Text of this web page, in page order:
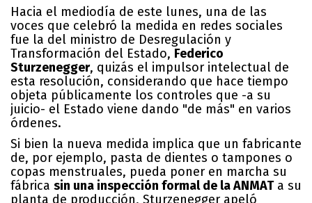
Hacia el mediodía de este lunes, una de las
voces que celebró la medida en redes sociales
fue la del ministro de Desregulación y
Transformación del Estado, Federico
Sturzenegger, quizás el impulsor intelectual de
esta resolución, considerando que hace tiempo
objeta públicamente los controles que -a su
juicio- el Estado viene dando "de más" en varios
órdenes.
Si bien la nueva medida implica que un fabricante
de, por ejemplo, pasta de dientes o tampones o
copas menstruales, pueda poner en marcha su
fábrica sin una inspección formal de la ANMATa su
planta de producción, Sturzenegger apeló